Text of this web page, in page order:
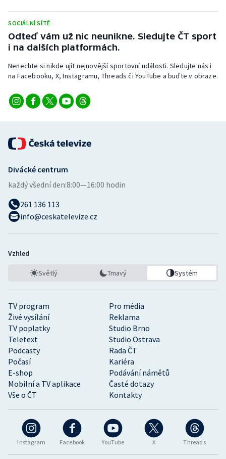
Stolní tenis
Triatlon
Veslování
Volejbal
SOCIÁLNÍ SÍTĚ
Odteď vám už nic neunikne. Sledujte ČT sport
i na dalších platformách.
Nenechte si nikde ujít nejnovější sportovní události. Sledujte nás i
na Facebooku, X, Instagramu, Threads či YouTube a buďte v obraze.
Instagram Facebook YouTube X Threads
TV program
Pro média
Živé vysílání
Reklama
TV poplatky
Studio Brno
Teletext
Studio Ostrava
Podcasty
Rada ČT
Počasí
Kariéra
E-shop
Podávání námětů
Mobilní a TV aplikace
Časté dotazy
Vše o ČT
Kontakty
Divácké centrum
každý všední den:8:00—16:00 hodin
261 136 113
info@ceskatelevize.cz
Vzhled
Světlý Tmavý Systém